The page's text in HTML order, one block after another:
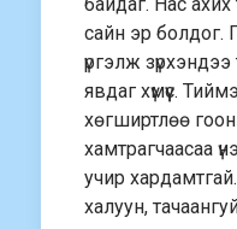
сайн эр болдог.
үргэлж
явдаг хүмүүс.
хөгширтлөө
хамтрагчаасаа
учир
халуун,